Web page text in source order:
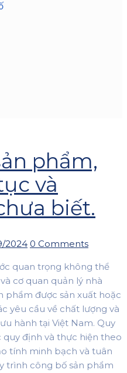
phẩm,
và
biết.
2024 0 Comments
quan trọng không thể
cơ quan quản lý nhà
phẩm được sản xuất hoặc
yêu cầu về chất lượng và
hành tại Việt Nam. Quy
định và thực hiện theo
tính minh bạch và tuân
trình công bố sản phẩm